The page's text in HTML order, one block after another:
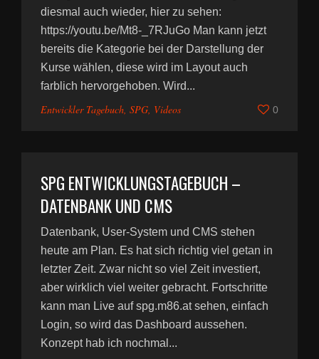
diesmal auch wieder, hier zu sehen:
https://youtu.be/Mt8-_7RJuGo Man kann jetzt
bereits die Kategorie bei der Darstellung der
Kurse wählen, diese wird im Layout auch
farblich hervorgehoben. Wird...
Entwickler Tagebuch, SPG, Videos 0
SPG ENTWICKLUNGSTAGEBUCH –
DATENBANK UND CMS
Datenbank, User-System und CMS stehen
heute am Plan. Es hat sich richtig viel getan in
letzter Zeit. Zwar nicht so viel Zeit investiert,
aber wirklich viel weiter gebracht. Fortschritte
kann man Live auf spg.m86.at sehen, einfach
Login, so wird das Dashboard aussehen.
Konzept hab ich nochmal...